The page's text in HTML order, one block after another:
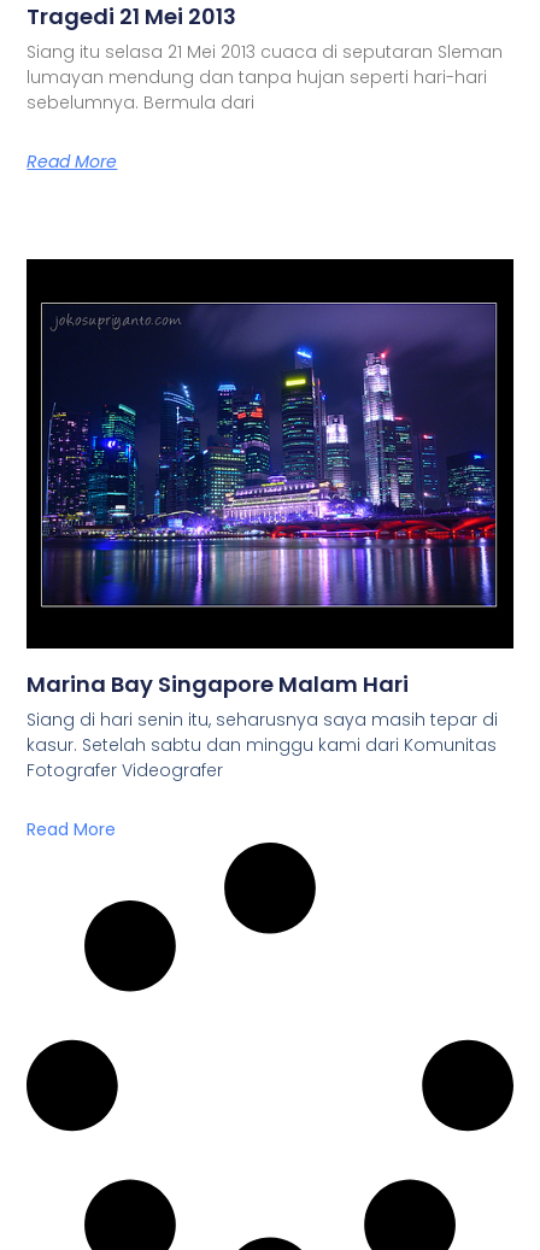
Tragedi 21 Mei 2013
Siang itu selasa 21 Mei 2013 cuaca di seputaran Sleman
lumayan mendung dan tanpa hujan seperti hari-hari
sebelumnya. Bermula dari
Read More
Marina Bay Singapore Malam Hari
Siang di hari senin itu, seharusnya saya masih tepar di
kasur. Setelah sabtu dan minggu kami dari Komunitas
Fotografer Videografer
Read More